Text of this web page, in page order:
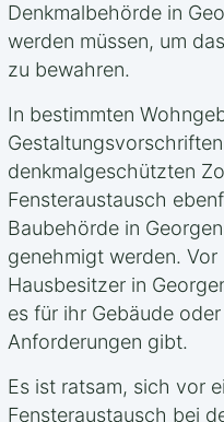
Denkmalbehörde in
werden müssen, um
zu bewahren.
In bestimmten
denkmalgeschützten
Fensteraustausch
Baubehörde in
genehmigt werden.
Hausbesitzer in
es für ihr Gebäude
Anforderungen gibt.
Es ist ratsam, sich vor
Fensteraustausch bei